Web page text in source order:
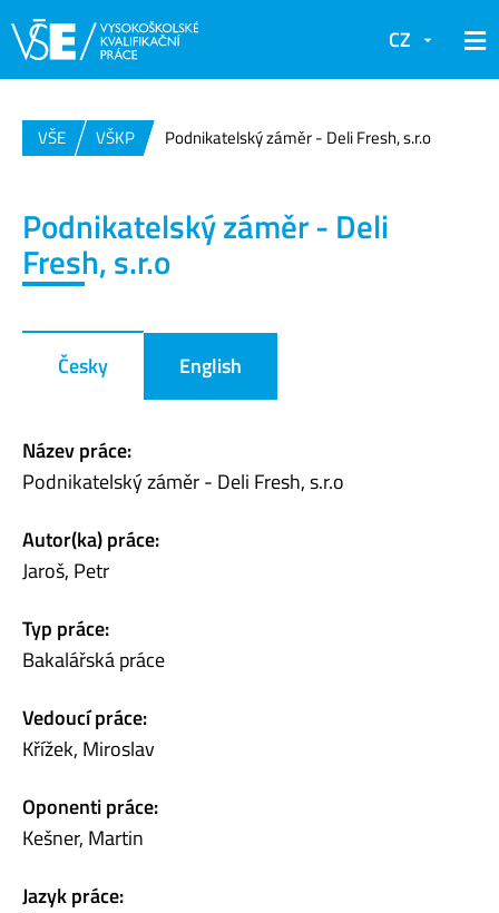
CZ
VŠE VŠKP Podnikatelský záměr - Deli Fresh, s.r.o
Podnikatelský záměr - Deli
Fresh, s.r.o
Česky English
Název práce:
Podnikatelský záměr - Deli Fresh, s.r.o
Autor(ka) práce:
Jaroš, Petr
Typ práce:
Bakalářská práce
Vedoucí práce:
Křížek, Miroslav
Oponenti práce:
Kešner, Martin
Jazyk práce: